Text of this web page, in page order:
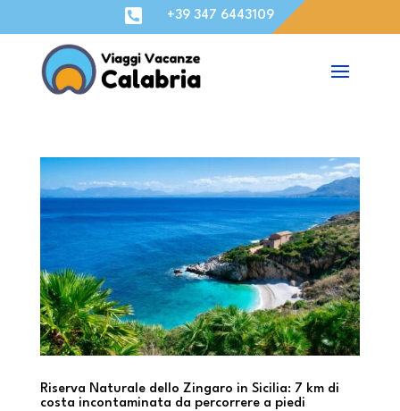
 +39 347 6443109
Riserva Naturale dello Zingaro in Sicilia: 7 km di
costa incontaminata da percorrere a piedi